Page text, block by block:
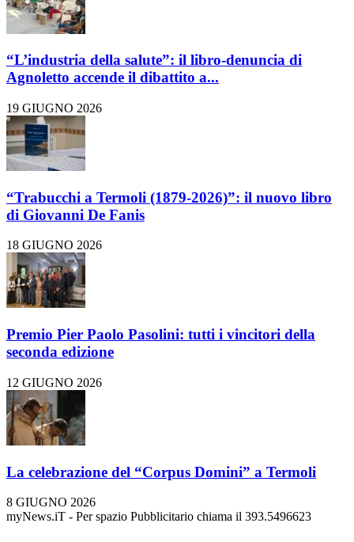
“L’industria della salute”: il libro-denuncia di
Agnoletto accende il dibattito a...
19 GIUGNO 2026
“Trabucchi a Termoli (1879-2026)”: il nuovo libro
di Giovanni De Fanis
18 GIUGNO 2026
Premio Pier Paolo Pasolini: tutti i vincitori della
seconda edizione
12 GIUGNO 2026
La celebrazione del “Corpus Domini” a Termoli
8 GIUGNO 2026
myNews.iT - Per spazio Pubblicitario chiama il 393.5496623